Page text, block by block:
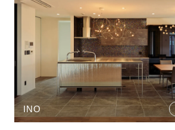
INO